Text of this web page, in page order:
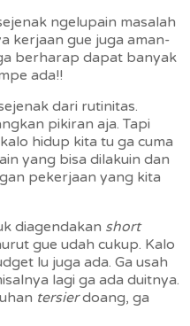
ngelupain masalah
kerjaan gue juga aman-
berharap dapat banyak
ada!!
dari rutinitas.
pikiran aja. Tapi
hidup kita tu ga cuma
yang bisa dilakuin dan
pekerjaan yang kita
diagendakan short
gue udah cukup. Kalo
lu juga ada. Ga usah
lagi ga ada duitnya.
tersierdoang, ga